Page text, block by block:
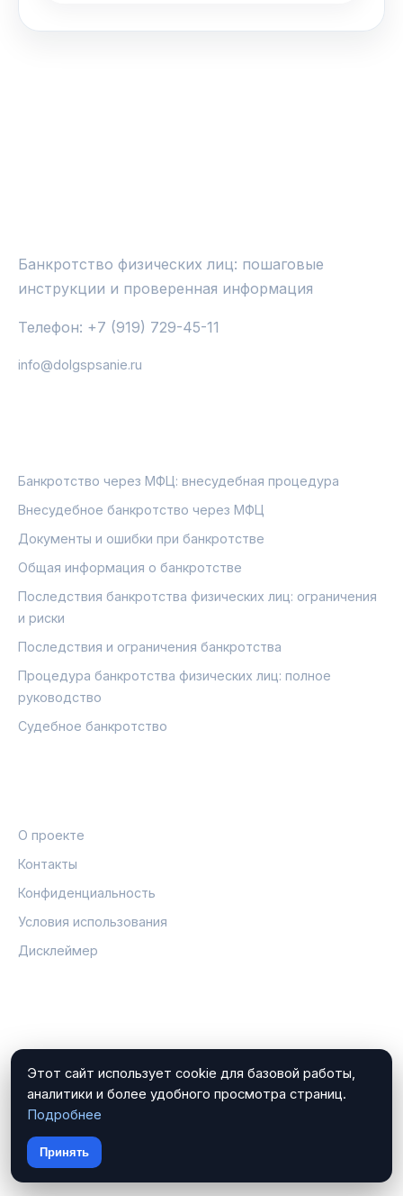
Банкротство физических лиц: пошаговые
инструкции и проверенная информация
Телефон: +7 (919) 729-45-11
info@dolgspsanie.ru
Банкротство через МФЦ: внесудебная процедура
Внесудебное банкротство через МФЦ
Документы и ошибки при банкротстве
Общая информация о банкротстве
Последствия банкротства физических лиц: ограничения
и риски
Последствия и ограничения банкротства
Процедура банкротства физических лиц: полное
руководство
Судебное банкротство
О проекте
Контакты
Конфиденциальность
Условия использования
Дисклеймер
© 2026 Юрист по долгам. Все права защищены.
Этот сайт использует cookie для базовой работы,
аналитики и более удобного просмотра страниц.
Подробнее
Принять